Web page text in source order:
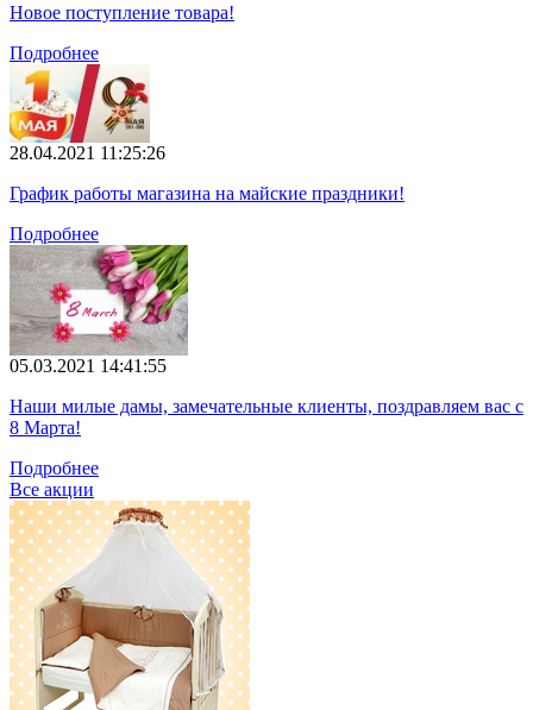
Новое поступление товара!
Подробнее
28.04.2021 11:25:26
График работы магазина на майские праздники!
Подробнее
05.03.2021 14:41:55
Наши милые дамы, замечательные клиенты, поздравляем вас с
8 Марта!
Подробнее
Все акции